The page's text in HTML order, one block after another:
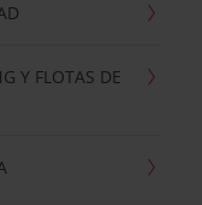
Y FLOTAS DE